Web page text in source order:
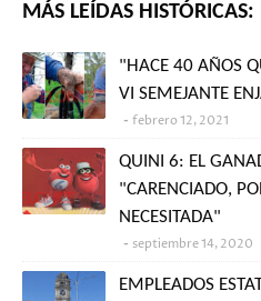
MÁS LEÍDAS HISTÓRICAS:
"HACE 40 AÑOS
VI SEMEJANTE
febrero 12, 2021
QUINI 6: EL
"CARENCIADO,
NECESITADA"
septiembre 14, 2020
EMPLEADOS